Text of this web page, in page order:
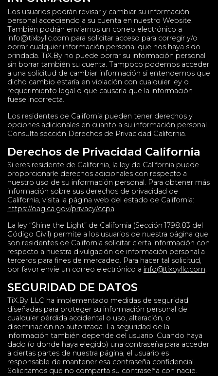
Los usuarios podrán revisar y cambiar su información
personal accediendo a su cuenta en nuestro Website.
También podrán enviarnos un correo electrónico a
info@tixbyllc.com para solicitar acceso para corregir y/o
borrar cualquier información personal que nos haya sido
brindada. TiX.By no puede borrar su información personal
sin borrar también su cuenta. Tampoco podemos acceder
a una solicitud de cambiar información si entendemos que
dicho cambio estaría en violación con cualquier ley o
requerimiento legal o que causaría que la información
fuese incorrecta.
Los residentes de California pueden tener derechos y
opciones adicionales en cuanto a su información personal.
Consulta sección Derechos de Privacidad California.
Derechos de Privacidad California
Si eres residente de California, la ley de California puede
proporcionarle derechos adicionales con respecto a
nuestro uso de su información personal. Para obtener más
información sobre sus derechos de privacidad de
California, visita la página web del estado de California:
https://oag.ca.gov/privacy/ccpa.
La ley “Shine the Light” de California (Sección 1798.83 del
Código Civil) permite a los usuarios de nuestra página que
son residentes de California solicitar cierta información con
respecto a nuestra divulgación de información personal a
terceros para fines de mercadeo. Para hacer tal solicitud,
por favor envíe un correo electrónico a info@tixbyllc.com.
SEGURIDAD DE DATOS
TiX.By LLC ha implementado medidas de seguridad
diseñadas para proteger su información personal de
cualquier pérdida accidental o uso, alteración, o
diseminación no autorizada. La seguridad de la
información también depende del usuario. Cuando haya
dado (o donde haya elegido) una contraseña para acceder
a ciertas partes de nuestra página, el usuario es
responsable de mantener esa contraseña confidencial.
Solicitamos que no comparta su contraseña con nadie.